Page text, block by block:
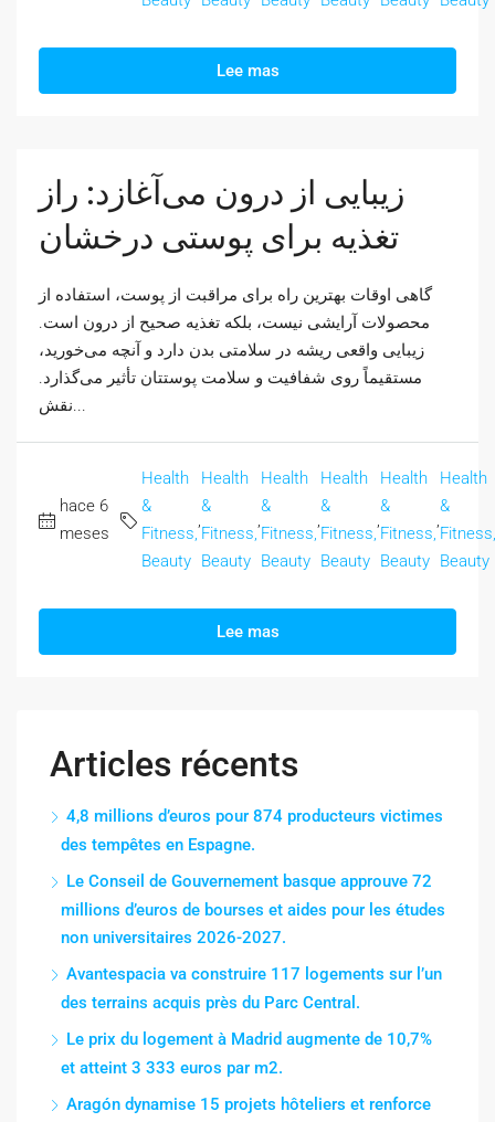
Lee mas
زیبایی از درون می‌آغازد: راز
تغذیه برای پوستی درخشان
گاهی اوقات بهترین راه برای مراقبت از پوست، استفاده از
محصولات آرایشی نیست، بلکه تغذیه صحیح از درون است.
زیبایی واقعی ریشه در سلامتی بدن دارد و آنچه می‌خورید،
مستقیماً روی شفافیت و سلامت پوستتان تأثیر می‌گذارد.
نقش...
hace 6
meses
Health
&
Fitness,
Beauty
Health
&
Fitness,
Beauty
Health
&
Fitness,
Beauty
Health
&
Fitness,
Beauty
Health
&
Fitness,
Beauty
Health
&
Fitness,
Beauty
Lee mas
Articles récents
4,8 millions d’euros pour 874 producteurs victimes
des tempêtes en Espagne.
Le Conseil de Gouvernement basque approuve 72
millions d’euros de bourses et aides pour les études
non universitaires 2026-2027.
Avantespacia va construire 117 logements sur l’un
des terrains acquis près du Parc Central.
Le prix du logement à Madrid augmente de 10,7%
et atteint 3 333 euros par m2.
Aragón dynamise 15 projets hôteliers et renforce